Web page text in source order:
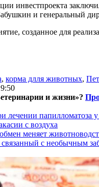
инвестпроекта
и генеральный
созданное для
, корма длля животных,
и жизни»?
лечении папилломатоза у
с воздуха
меняет
с необычным